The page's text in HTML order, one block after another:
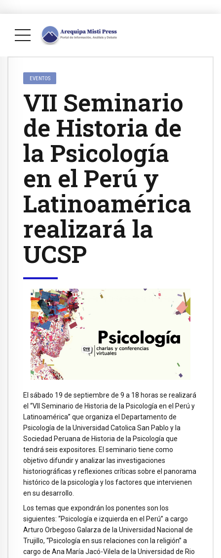
EVENTOS
VII Seminario
de Historia de
la Psicología
en el Perú y
Latinoamérica
realizará la
UCSP
El sábado 19 de septiembre de 9 a 18 horas se realizará
el “VII Seminario de Historia de la Psicología en el Perú y
Latinoamérica” que organiza el Departamento de
Psicología de la Universidad Catolica San Pablo y la
Sociedad Peruana de Historia de la Psicología que
tendrá seis expositores. El seminario tiene como
objetivo difundir y analizar las investigaciones
historiográficas y reflexiones críticas sobre el panorama
histórico de la psicología y los factores que intervienen
en su desarrollo.
Los temas que expondrán los ponentes son los
siguientes: “Psicología e izquierda en el Perú” a cargo
Arturo Orbegoso Galarza de la Universidad Nacional de
Trujillo, “Psicología en sus relaciones con la religión” a
cargo de Ana María Jacó-Vilela de la Universidad de Rio